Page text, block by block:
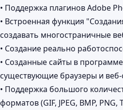
• Поддержка плагинов Adobe
• Встроенная функция
создавать многостраничные
• Создание реально
• Созданные сайты в
существующие браузеры и веб-
• Поддержка большого
форматов (GIF, JPEG, BMP, PNG,